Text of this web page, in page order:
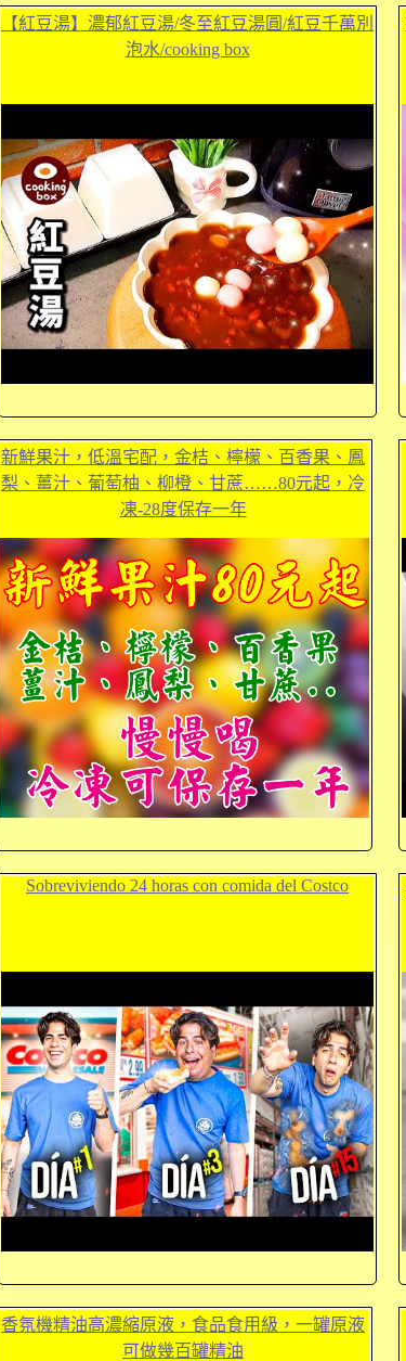
【紅豆湯】濃郁紅豆湯/冬至紅豆湯圓/紅豆千萬別
泡水/cooking box
新鮮果汁，低溫宅配，金桔、檸檬、百香果、鳳
梨、薑汁、葡萄柚、柳橙、甘蔗……80元起，冷
凍-28度保存一年
Sobreviviendo 24 horas con comida del Costco
香氛機精油高濃縮原液，食品食用級，一罐原液
可做幾百罐精油